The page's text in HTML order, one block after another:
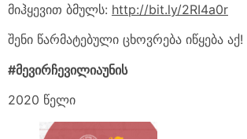
მიჰყევით ბმულს: http://bit.ly/2RI4a0r
შენი წარმატებული ცხოვრება იწყება აქ!
#მევირჩევილიაუნის
2020 წელი